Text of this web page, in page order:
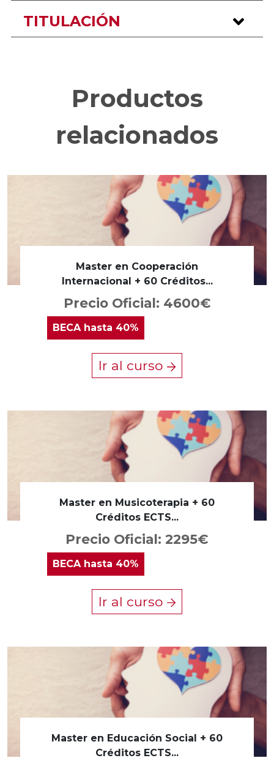
TITULACIÓN
Productos
relacionados
Master en Cooperación
Internacional + 60 Créditos...
Precio Oficial: 4600€
BECAhasta 40%
Ir al curso
Master en Musicoterapia + 60
Créditos ECTS...
Precio Oficial: 2295€
BECA hasta 40%
Ir al curso
Master en Educación Social + 60
Créditos ECTS...